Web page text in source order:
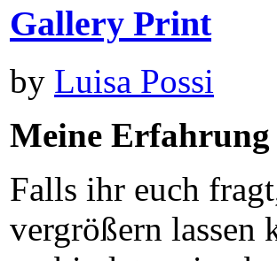
Gallery Print
by Luisa Possi
Meine
Falls ihr euch
vergrößern lassen